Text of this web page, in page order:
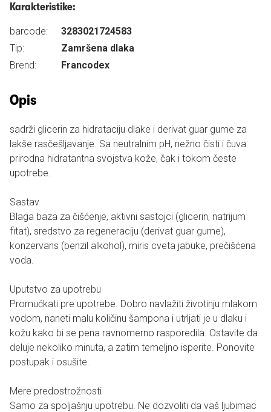
Karakteristike:
barcode:
3283021724583
Tip:
Zamršena dlaka
Brend:
Francodex
Opis
sadrži glicerin za hidrataciju dlake i derivat guar gume za
lakše rasčešljavanje. Sa neutralnim pH, nežno čisti i čuva
prirodna hidratantna svojstva kože, čak i tokom česte
upotrebe.
Sastav
Blaga baza za čišćenje, aktivni sastojci (glicerin, natrijum
fitat), sredstvo za regeneraciju (derivat guar gume),
konzervans (benzil alkohol), miris cveta jabuke, prečišćena
voda.
Uputstvo za upotrebu
Promućkati pre upotrebe. Dobro navlažiti životinju mlakom
vodom, naneti malu količinu šampona i utrljati je u dlaku i
kožu kako bi se pena ravnomerno rasporedila. Ostavite da
deluje nekoliko minuta, a zatim temeljno isperite. Ponovite
postupak i osušite.
Mere predostrožnosti
Samo za spoljašnju upotrebu. Ne dozvoliti da vaš ljubimac